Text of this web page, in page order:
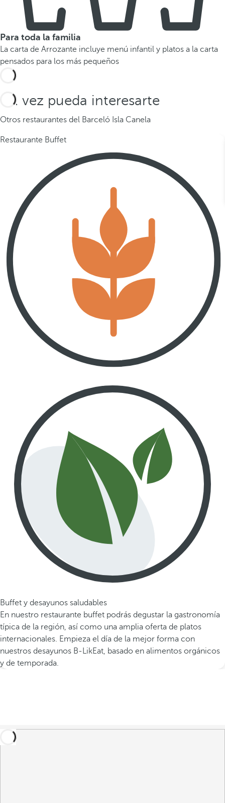
Para toda la familia
La carta de Arrozante incluye menú infantil y platos a la carta
pensados para los más pequeños
Tal vez pueda interesarte
Otros restaurantes del Barceló Isla Canela
Restaurante Buffet
Buffet y desayunos saludables
En nuestro restaurante buffet podrás degustar la gastronomía
típica de la región, así como una amplia oferta de platos
internacionales. Empieza el día de la mejor forma con
nuestros desayunos B-LikEat, basado en alimentos orgánicos
y de temporada.